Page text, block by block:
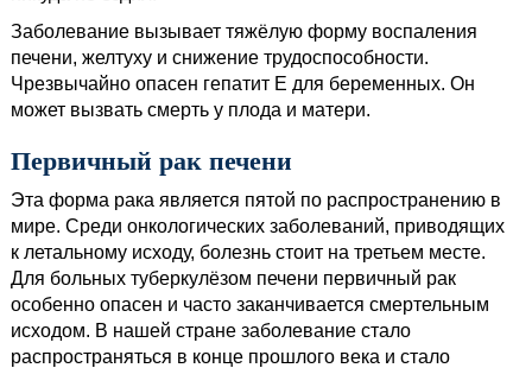
Заболевание вызывает тяжёлую форму воспаления
печени, желтуху и снижение трудоспособности.
Чрезвычайно опасен гепатит Е для беременных. Он
может вызвать смерть у плода и матери.
Первичный рак печени
Эта форма рака является пятой по распространению в
мире. Среди онкологических заболеваний, приводящих
к летальному исходу, болезнь стоит на третьем месте.
Для больных туберкулёзом печени первичный рак
особенно опасен и часто заканчивается смертельным
исходом. В нашей стране заболевание стало
распространяться в конце прошлого века и стало